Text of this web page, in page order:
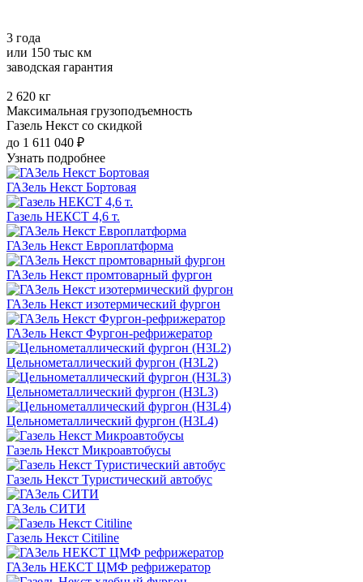
3 года
или 150 тыс км
заводская гарантия
2 620 кг
Максимальная грузоподъемность
Газель Некст со скидкой
до 1 611 040 ₽
Узнать подробнее
ГАЗель Некст Бортовая
Газель НЕКСТ 4,6 т.
ГАЗель Некст Европлатформа
ГАЗель Некст промтоварный фургон
ГАЗель Некст изотермический фургон
ГАЗель Некст Фургон-рефрижератор
Цельнометаллический фургон (H3L2)
Цельнометаллический фургон (H3L3)
Цельнометаллический фургон (H3L4)
Газель Некст Микроавтобусы
Газель Некст Туристический автобус
ГАЗель СИТИ
Газель Некст Citiline
ГАЗель НЕКСТ ЦМФ рефрижератор